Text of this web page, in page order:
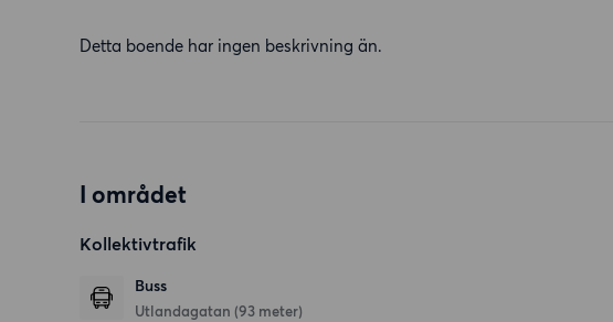
Detta boende har ingen beskrivning än.
I området
Kollektivtrafik
Buss
Utlandagatan (93 meter)